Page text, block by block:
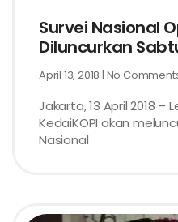
Survei Nasional
Diluncurkan
April 13, 2018 No
Jakarta, 13 April 2018 –
KedaiKOPI akan
Nasional